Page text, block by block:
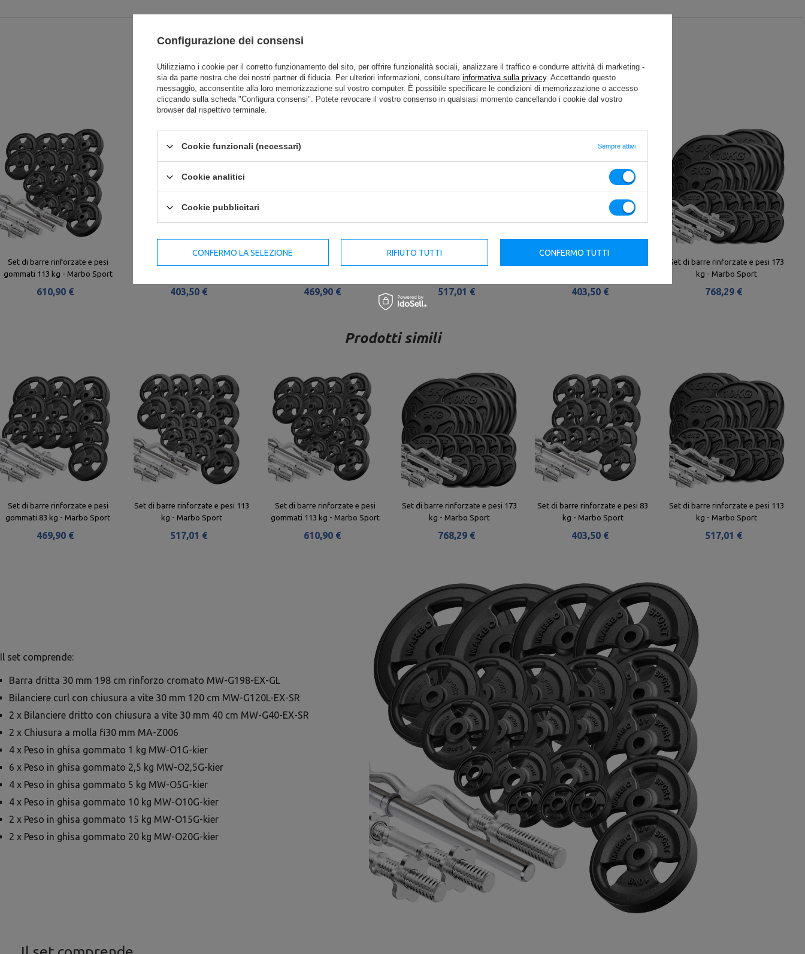
Raccomandati
Set di barre rinforzate e pesi
gommati 113 kg - Marbo Sport
610,90 € 403,50 € 469,90 € 517,01 € 403,50 €
Set di barre rinforzate e pesi 173
kg - Marbo Sport
768,29 €
Prodotti simili
Set di barre rinforzate e pesi
gommati 83 kg - Marbo Sport
469,90 €
Set di barre rinforzate e pesi 113
kg - Marbo Sport
517,01 €
Set di barre rinforzate e pesi
gommati 113 kg - Marbo Sport
610,90 €
Set di barre rinforzate e pesi 173
kg - Marbo Sport
768,29 €
Set di barre rinforzate e pesi 83
kg - Marbo Sport
403,50 €
Set di barre rinforzate e pesi 113
kg - Marbo Sport
517,01 €
Il set comprende:
Barra dritta 30 mm 198 cm rinforzo cromato MW-G198-EX-GL
Bilanciere curl con chiusura a vite 30 mm 120 cm MW-G120L-EX-SR
2 x Bilanciere dritto con chiusura a vite 30 mm 40 cm MW-G40-EX-SR
2 x Chiusura a molla fi30 mm MA-Z006
4 x Peso in ghisa gommato 1 kg MW-O1G-kier
6 x Peso in ghisa gommato 2,5 kg MW-O2,5G-kier
4 x Peso in ghisa gommato 5 kg MW-O5G-kier
4 x Peso in ghisa gommato 10 kg MW-O10G-kier
2 x Peso in ghisa gommato 15 kg MW-O15G-kier
2 x Peso in ghisa gommato 20 kg MW-O20G-kier
Configurazione dei consensi
Utilizziamo i cookie per il corretto funzionamento del sito, per offrire funzionalità sociali, analizzare il traffico e condurre attività di marketing -
sia da parte nostra che dei nostri partner di fiducia. Per ulteriori informazioni, consultare informativa sulla privacy. Accettando questo
messaggio, acconsentite alla loro memorizzazione sul vostro computer. È possibile specificare le condizioni di memorizzazione o accesso
cliccando sulla scheda "Configura consensi". Potete revocare il vostro consenso in qualsiasi momento cancellando i cookie dal vostro
browser dal rispettivo terminale.
Cookie funzionali (necessari) Sempre attivi
Cookie analitici
Cookie pubblicitari
CONFERMO LA SELEZIONE RIFIUTO TUTTI CONFERMO TUTTI